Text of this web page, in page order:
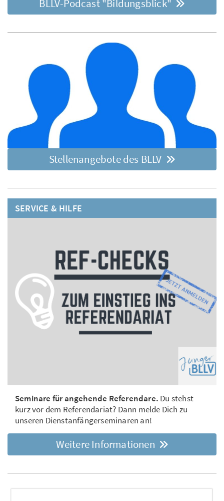
BLLV-Podcast "Bildungsblick"
Stellenangebote des BLLV
SERVICE & HILFE
Seminare für angehende Referendare. Du stehst
kurz vor dem Referendariat? Dann melde Dich zu
unseren Dienstanfängerseminaren an!
Weitere Informationen